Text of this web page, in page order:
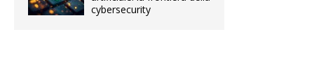
cybersecurity